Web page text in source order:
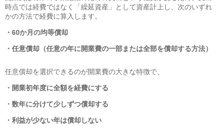
時点では経費ではなく「繰延資産」として資産計上し、次のいずれ
かの方法で経費に算入します。
・60か月の均等償却
・任意償却（任意の年に開業費の一部または全部を償却する方法）
任意償却を選択できるのが開業費の大きな特徴で、
・開業初年度に全額を経費にする
・数年に分けて少しずつ償却する
・利益が少ない年は償却しない